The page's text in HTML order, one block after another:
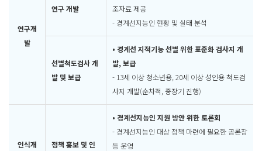
연구개
발
연구 개발
조자료 제공
- 경계선지능인 현황 및 실태 분석
선별척도검사 개
발 및 보급
• 경계선 지적기능 선별 위한 표준화 검사지 개
발, 보급
- 13세 이상 청소년용, 20세 이상 성인용 척도검
사지 개발(순차적, 중장기 진행)
인식개
정책 홍보 및 인
• 경계선지능인 지원 방안 위한 토론회
- 경계선지능인 대상 정책 마련에 필요한 공론장
등 운영